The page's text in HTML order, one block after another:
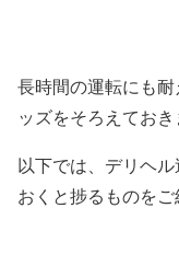
長時間の運転にも
ッズをそろえておき
以下では、デリヘ
おくと捗るものをご